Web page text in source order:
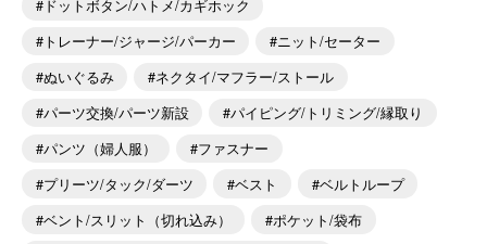
ドットボタン/ハトメ/カギホック
トレーナー/ジャージ/パーカー
ニット/セーター
ぬいぐるみ
ネクタイ/マフラー/ストール
パーツ交換/パーツ新設
パイピング/トリミング/縁取り
パンツ（婦人服）
ファスナー
プリーツ/タック/ダーツ
ベスト
ベルトループ
ベント/スリット（切れ込み）
ポケット/袋布